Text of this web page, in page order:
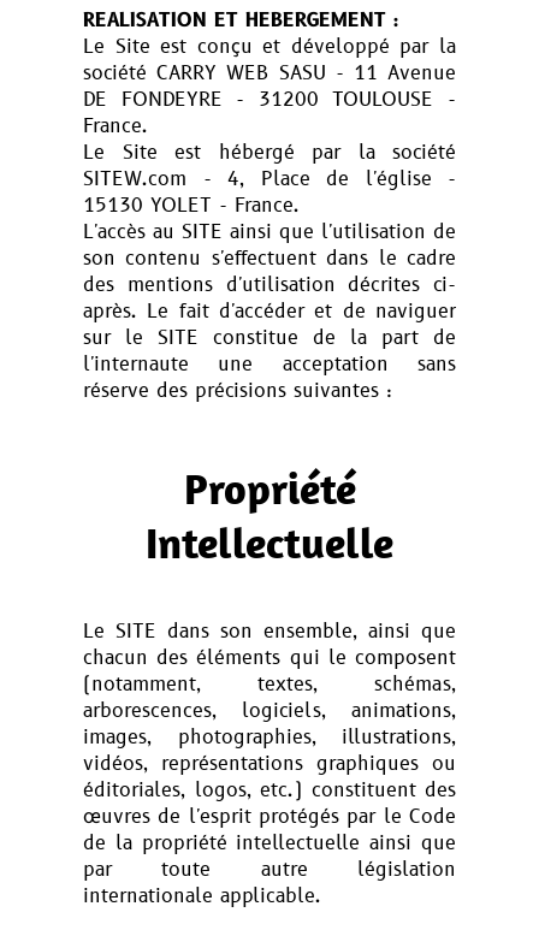
REALISATION ET HEBERGEMENT :
Le Site est conçu et développé par la
société CARRY WEB SASU - 11 Avenue
DE FONDEYRE - 31200 TOULOUSE -
France.
Le Site est hébergé par la société
SITEW.com - 4, Place de l'église -
15130 YOLET - France.
L'accès au SITE ainsi que l'utilisation de
son contenu s'effectuent dans le cadre
des mentions d'utilisation décrites ci-
après. Le fait d'accéder et de naviguer
sur le SITE constitue de la part de
l'internaute une acceptation sans
réserve des précisions suivantes :
Propriété
Intellectuelle
Le SITE dans son ensemble, ainsi que
chacun des éléments qui le composent
(notamment, textes, schémas,
arborescences, logiciels, animations,
images, photographies, illustrations,
vidéos, représentations graphiques ou
éditoriales, logos, etc.) constituent des
œuvres de l'esprit protégés par le Code
de la propriété intellectuelle ainsi que
par toute autre législation
internationale applicable.